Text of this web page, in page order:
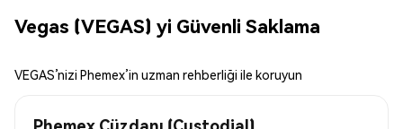
Vegas (VEGAS) yi Güvenli Saklama
VEGAS’nizi Phemex’in uzman rehberliği ile koruyun
Phemex Cüzdanı (Custodial)